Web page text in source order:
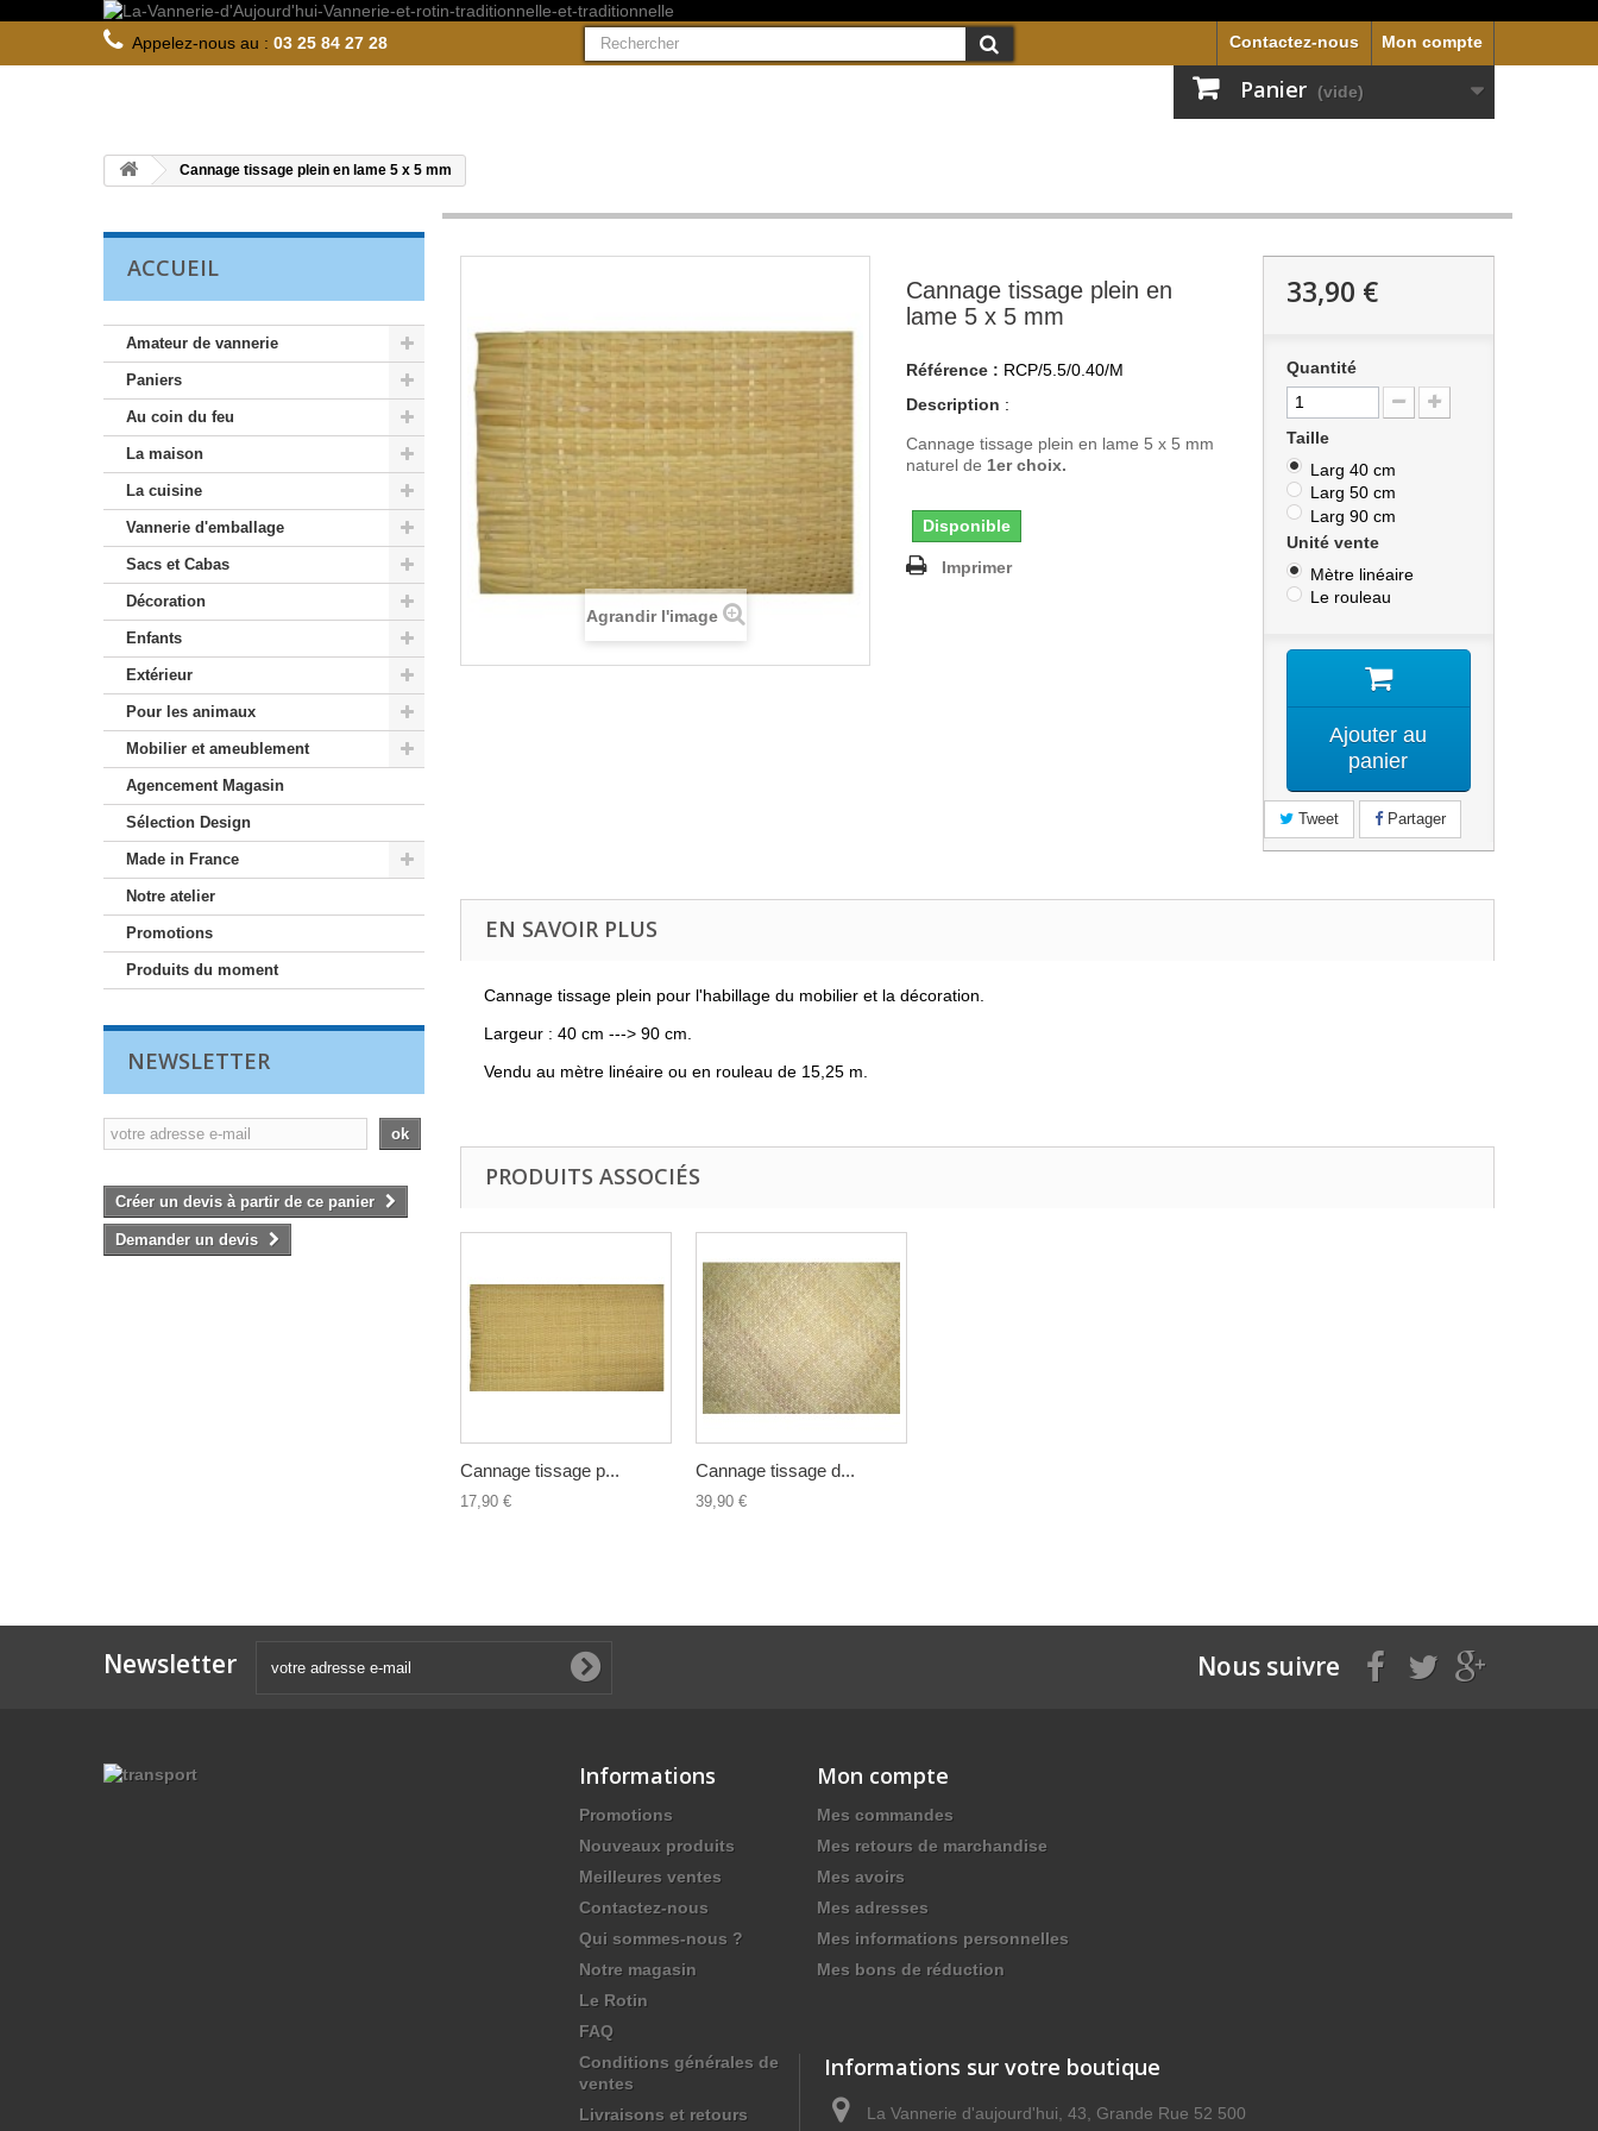
Mon compte
Contactez-nous
Appelez-nous au : 03 25 84 27 28
Panier (vide)
Cannage tissage plein en lame 5 x 5 mm
ACCUEIL
Amateur de vannerie
Paniers
Au coin du feu
La maison
La cuisine
Vannerie d'emballage
Sacs et Cabas
Décoration
Enfants
Extérieur
Pour les animaux
Mobilier et ameublement
Agencement Magasin
Sélection Design
Made in France
Notre atelier
Promotions
Produits du moment
NEWSLETTER
ok
Créer un devis à partir de ce panier
Demander un devis
Agrandir l'image
Cannage tissage plein en
lame 5 x 5 mm
Référence : RCP/5.5/0.40/M
Description :
Cannage tissage plein en lame 5 x 5 mm
naturel de 1er choix.
Disponible
Imprimer
33,90 €
Quantité
Taille
Larg 40 cm
Larg 50 cm
Larg 90 cm
Unité vente
Mètre linéaire
Le rouleau
Ajouter au
panier
Tweet Partager
EN SAVOIR PLUS
Cannage tissage plein pour l'habillage du mobilier et la décoration.
Largeur : 40 cm ---> 90 cm.
Vendu au mètre linéaire ou en rouleau de 15,25 m.
PRODUITS ASSOCIÉS
Cannage tissage p...
17,90 €
Cannage tissage d...
39,90 €
Newsletter Nous suivre
Informations
Promotions
Nouveaux produits
Meilleures ventes
Contactez-nous
Qui sommes-nous ?
Notre magasin
Le Rotin
FAQ
Conditions générales de
ventes
Livraisons et retours
Mon compte
Mes commandes
Mes retours de marchandise
Mes avoirs
Mes adresses
Mes informations personnelles
Mes bons de réduction
Informations sur votre boutique
La Vannerie d'aujourd'hui, 43, Grande Rue 52 500